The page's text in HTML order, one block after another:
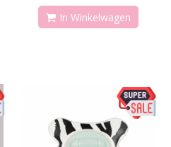
In Winkelwagen
-55%